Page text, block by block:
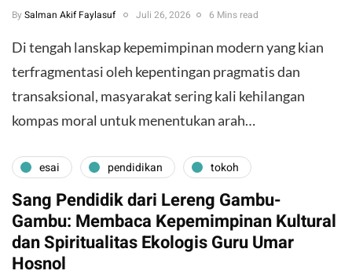
By Salman Akif Faylasuf Juli 26, 2026 6 Mins read
Di tengah lanskap kepemimpinan modern yang kian
terfragmentasi oleh kepentingan pragmatis dan
transaksional, masyarakat sering kali kehilangan
kompas moral untuk menentukan arah…
esai pendidikan tokoh
Sang Pendidik dari Lereng Gambu-
Gambu: Membaca Kepemimpinan Kultural
dan Spiritualitas Ekologis Guru Umar
Hosnol